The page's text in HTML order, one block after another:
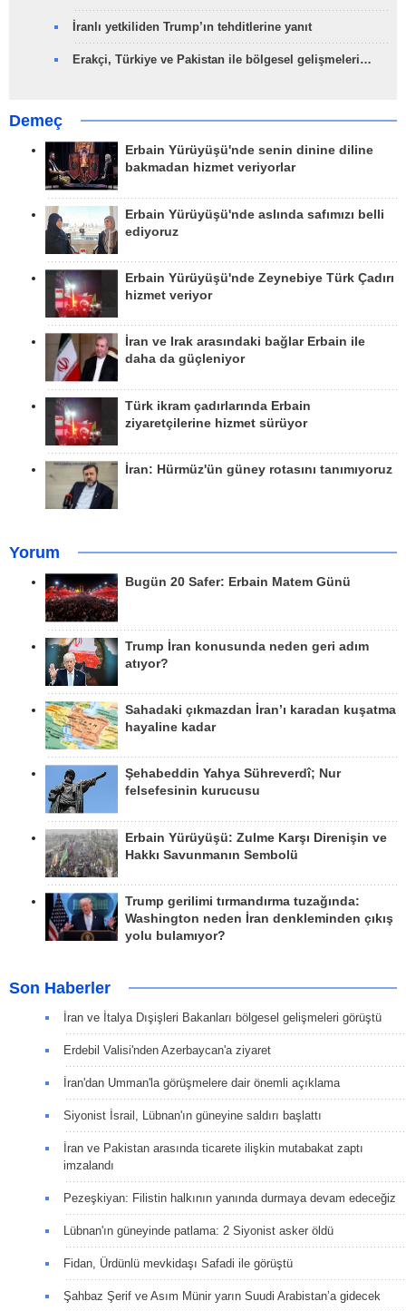
İranlı yetkiliden Trump’ın tehditlerine yanıt
Erakçi, Türkiye ve Pakistan ile bölgesel gelişmeleri…
Demeç
Erbain Yürüyüşü'nde senin dinine diline
bakmadan hizmet veriyorlar
Erbain Yürüyüşü'nde aslında safımızı belli
ediyoruz
Erbain Yürüyüşü'nde Zeynebiye Türk Çadırı
hizmet veriyor
İran ve Irak arasındaki bağlar Erbain ile
daha da güçleniyor
Türk ikram çadırlarında Erbain
ziyaretçilerine hizmet sürüyor
İran: Hürmüz'ün güney rotasını tanımıyoruz
Yorum
Bugün 20 Safer: Erbain Matem Günü
Trump İran konusunda neden geri adım
atıyor?
Sahadaki çıkmazdan İran’ı karadan kuşatma
hayaline kadar
Şehabeddin Yahya Sühreverdî; Nur
felsefesinin kurucusu
Erbain Yürüyüşü: Zulme Karşı Direnişin ve
Hakkı Savunmanın Sembolü
Trump gerilimi tırmandırma tuzağında:
Washington neden İran denkleminden çıkış
yolu bulamıyor?
Son Haberler
İran ve İtalya Dışişleri Bakanları bölgesel gelişmeleri görüştü
Erdebil Valisi'nden Azerbaycan'a ziyaret
İran'dan Umman'la görüşmelere dair önemli açıklama
Siyonist İsrail, Lübnan'ın güneyine saldırı başlattı
İran ve Pakistan arasında ticarete ilişkin mutabakat zaptı
imzalandı
Pezeşkiyan: Filistin halkının yanında durmaya devam edeceğiz
Lübnan'ın güneyinde patlama: 2 Siyonist asker öldü
Fidan, Ürdünlü mevkidaşı Safadi ile görüştü
Şahbaz Şerif ve Asım Münir yarın Suudi Arabistan’a gidecek